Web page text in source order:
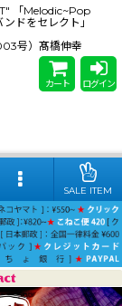
「Melodic~Pop
ドをセレクト」
号）髙橋伸幸
カート ログイン
SALE ITEM